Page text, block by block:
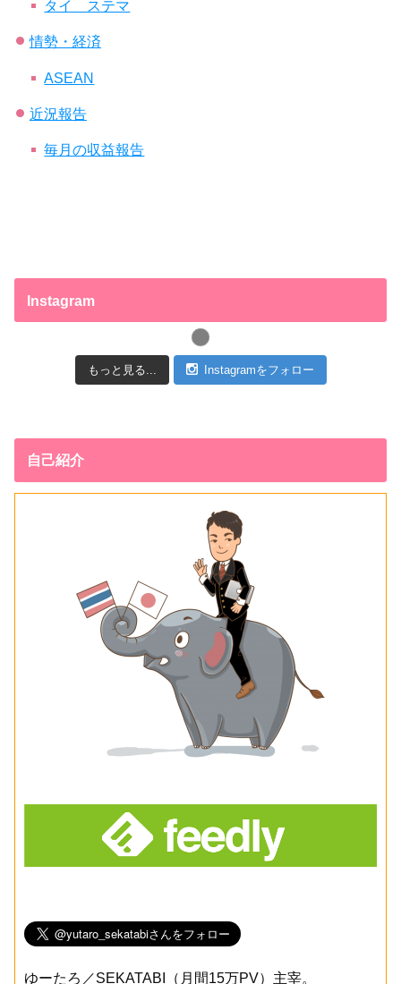
タイ ステマ
情勢・経済
ASEAN
近況報告
毎月の収益報告
Instagram
もっと見る... Instagramをフォロー
自己紹介
ゆーたろ／SEKATABI（月間15万PV）主宰。